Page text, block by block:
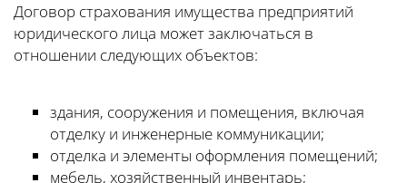
Договор страхования имущества предприятий
юридического лица может заключаться в
отношении следующих объектов:
здания, сооружения и помещения, включая
отделку и инженерные коммуникации;
отделка и элементы оформления помещений;
мебель, хозяйственный инвентарь;